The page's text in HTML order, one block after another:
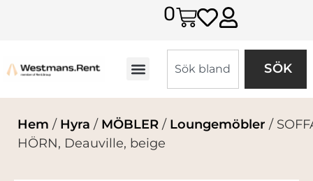
0
SÖK
Hem / Hyra / MÖBLER / Loungemöbler /
HÖRN, Deauville, beige